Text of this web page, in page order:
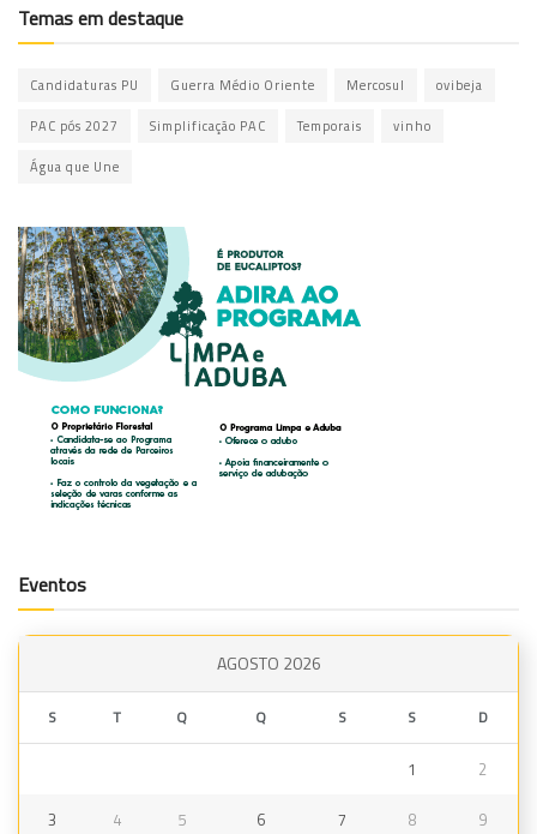
Temas em destaque
Candidaturas PU Guerra Médio Oriente Mercosul ovibeja
PAC pós 2027 Simplificação PAC Temporais vinho
Água que Une
Eventos
AGOSTO 2026
S T Q Q S S D
1 2
3 4 5 6 7 8 9